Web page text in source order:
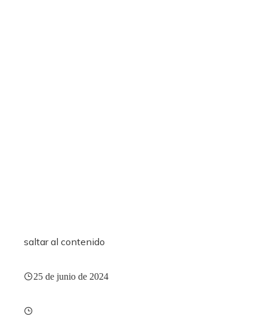
saltar al contenido
25 de junio de 2024